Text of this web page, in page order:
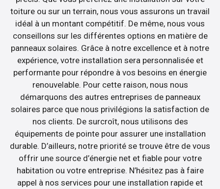
toiture ou sur un terrain, nous vous assurons un travail
idéal à un montant compétitif. De même, nous vous
conseillons sur les différentes options en matière de
panneaux solaires. Grâce à notre excellence et à notre
expérience, votre installation sera personnalisée et
performante pour répondre à vos besoins en énergie
renouvelable. Pour cette raison, nous nous
démarquons des autres entreprises de panneaux
solaires parce que nous privilégions la satisfaction de
nos clients. De surcroît, nous utilisons des
équipements de pointe pour assurer une installation
durable. D’ailleurs, notre priorité se trouve être de vous
offrir une source d’énergie net et fiable pour votre
habitation ou votre entreprise. N’hésitez pas à faire
appel à nos services pour une installation rapide et